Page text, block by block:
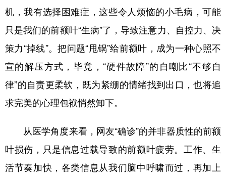
北京 天津 河北 山西
辽宁 吉林 上海 江苏
浙江 安徽 福建 江西
广东 广西
新疆 内蒙古 黑龙江
机，我有选择困难症，这些令人烦恼的小毛病，可能
只是我们的前额叶“生病”了，导致注意力、自控力、决
策力“掉线”。把问题“甩锅”给前额叶，成为一种心照不
宣的解压方式，毕竟，“硬件故障”的自嘲比“不够自
律”的自责更柔软，既为紧绷的情绪找到出口，也将追
求完美的心理包袱悄然卸下。
从医学角度来看，网友“确诊”的并非器质性的前额
叶损伤，只是信息过载导致的前额叶疲劳。工作、生
活节奏加快，各类信息从我们脑中呼啸而过，再加上